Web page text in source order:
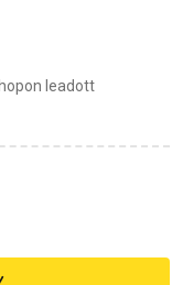
leadott